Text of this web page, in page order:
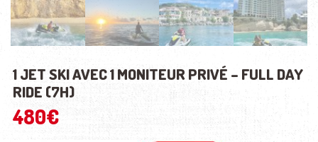
1 JET SKI AVEC 1 MONITEUR PRIVÉ – FULL DAY
RIDE (7H)
480€